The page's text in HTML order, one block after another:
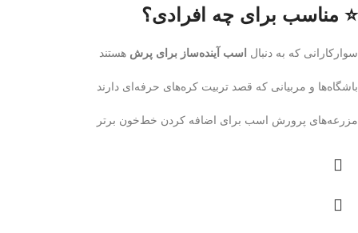
⭐ مناسب برای چه افرادی؟
سوارکارانی که به دنبال اسب آینده‌ساز برای پرش هستند
باشگاه‌ها و مربیانی که قصد تربیت کره‌های حرفه‌ای دارند
مزرعه‌های پرورش اسب برای اضافه کردن خط‌خون برتر